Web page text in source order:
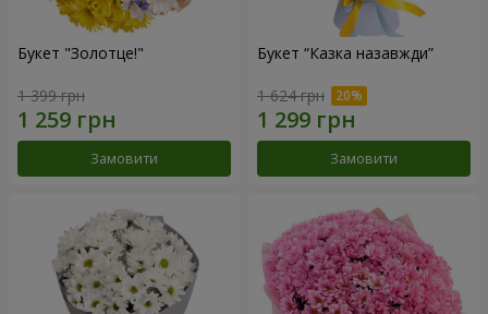
Букет "Золотце!"
1 399 грн
Замовити
Букет “Казка назавжди”
1 624 грн
Замовити